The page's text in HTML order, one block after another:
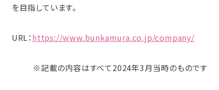
を目指しています。
URL： https://www.bunkamura.co.jp/company/
※記載の内容はすべて2024年3月当時のものです